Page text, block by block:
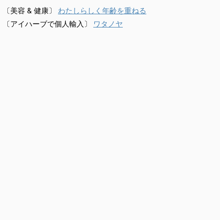
〔美容 & 健康〕 わたしらしく年齢を重ねる
〔アイハーブで個人輸入〕
ワタノヤ